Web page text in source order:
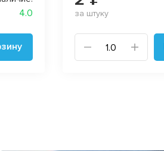
4.0
за штуку